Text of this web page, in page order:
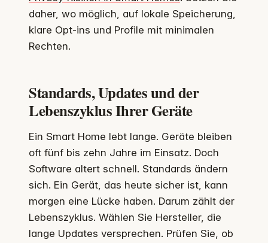
daher, wo möglich, auf lokale Speicherung,
klare Opt‑ins und Profile mit minimalen
Rechten.
Standards, Updates und der
Lebenszyklus Ihrer Geräte
Ein Smart Home lebt lange. Geräte bleiben
oft fünf bis zehn Jahre im Einsatz. Doch
Software altert schnell. Standards ändern
sich. Ein Gerät, das heute sicher ist, kann
morgen eine Lücke haben. Darum zählt der
Lebenszyklus. Wählen Sie Hersteller, die
lange Updates versprechen. Prüfen Sie, ob